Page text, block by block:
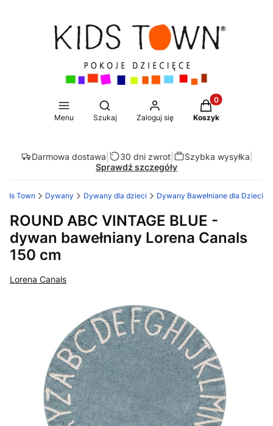
Menu
Otwórz wyszukiwarkę
Szukaj Zaloguj się
Produkty w
Koszyk
Darmowa dostawa 30 dni zwrot| Szybka wysyłka
Sprawdź szczegóły
Kids Town Dywany Dywany dla dzieci Dywany Bawełniane dla Dzieci
ROUND ABC VINTAGE BLUE -
dywan bawełniany Lorena Canals
150 cm
Lorena Canals